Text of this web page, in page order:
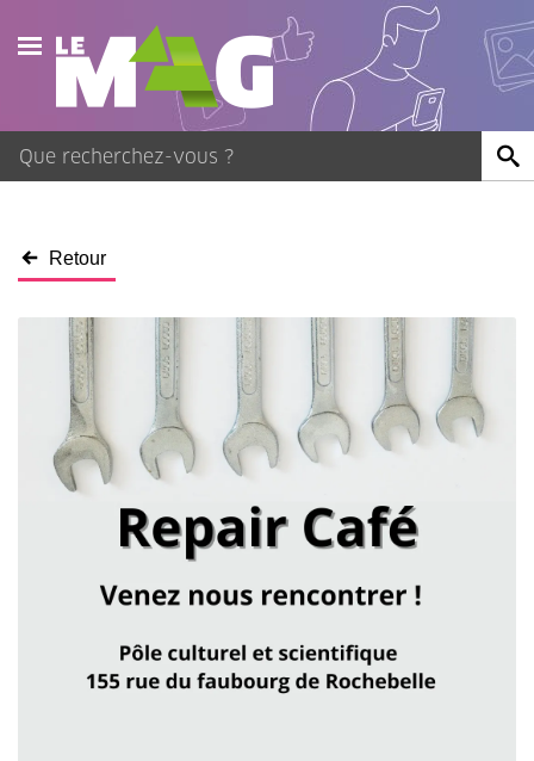
Actualités
Agenda
Contact
Retour